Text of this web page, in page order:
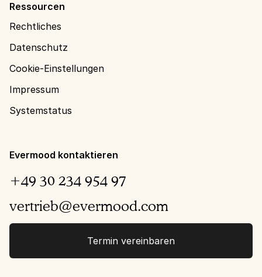
Ressourcen
Rechtliches
Datenschutz
Cookie-Einstellungen
Impressum
Systemstatus
Evermood kontaktieren
+49 30 234 954 97
vertrieb@evermood.com
Termin vereinbaren